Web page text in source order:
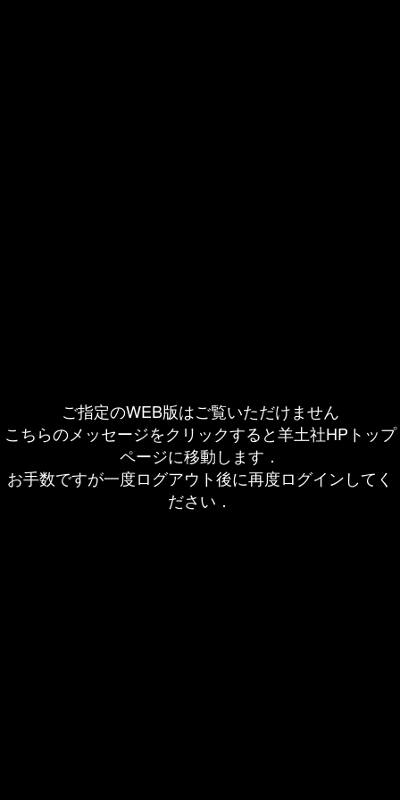
ご指定のWEB版はご覧いただけません
こちらのメッセージをクリックすると羊土社HPトップ
ページに移動します．
お手数ですが一度ログアウト後に再度ログインしてく
ださい．